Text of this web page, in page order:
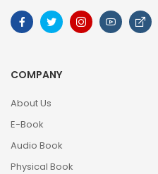
COMPANY
About Us
E-Book
Audio Book
Physical Book